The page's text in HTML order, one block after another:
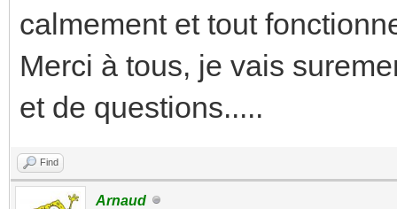
calmement et tout
Merci à tous, je vais
et de questions.....
Find
Arnaud